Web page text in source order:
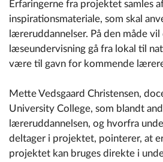
Erfaringerne fra projektet samles
inspirationsmateriale, som skal
læreruddannelser. På den måde vil
læseundervisning gå fra lokal til
være til gavn for kommende
Mette Vedsgaard Christensen,
University College, som blandt
læreruddannelsen, og hvorfra
deltager i projektet, pointerer, at
projektet kan bruges direkte i